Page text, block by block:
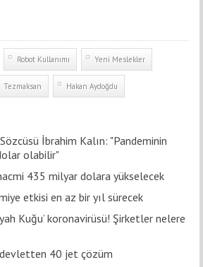
Robot Kullanımı Yeni Meslekler
Tezmaksan Hakan Aydoğdu
İbrahim Kalın: "Pandeminin
olabilir"
435 milyar dolara yükselecek
etkisi en az bir yıl sürecek
Kuğu’ koronavirüsü! Şirketler nelere
40 jet çözüm